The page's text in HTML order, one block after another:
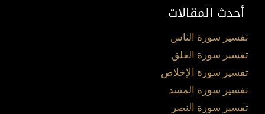
أحدث المقالات
تفسير سورة الناس
تفسير سورة الفلق
تفسير سورة الإخلاص
تفسير سورة المسد
تفسير سورة النصر